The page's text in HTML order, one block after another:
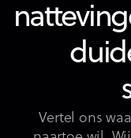
Vertel ons